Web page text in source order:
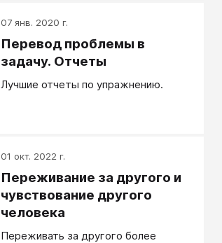
07 янв. 2020 г.
Перевод проблемы в
задачу. Отчеты
Лучшие отчеты по упражнению.
01 окт. 2022 г.
Переживание за другого и
чувствование другого
человека
Переживать за другого более